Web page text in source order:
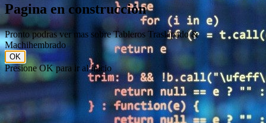
Pagina en construcción
Pronto podras ver mas sobre Tableros Traslapado &
Machihembrado
OK
Presione OK para ir al inicio